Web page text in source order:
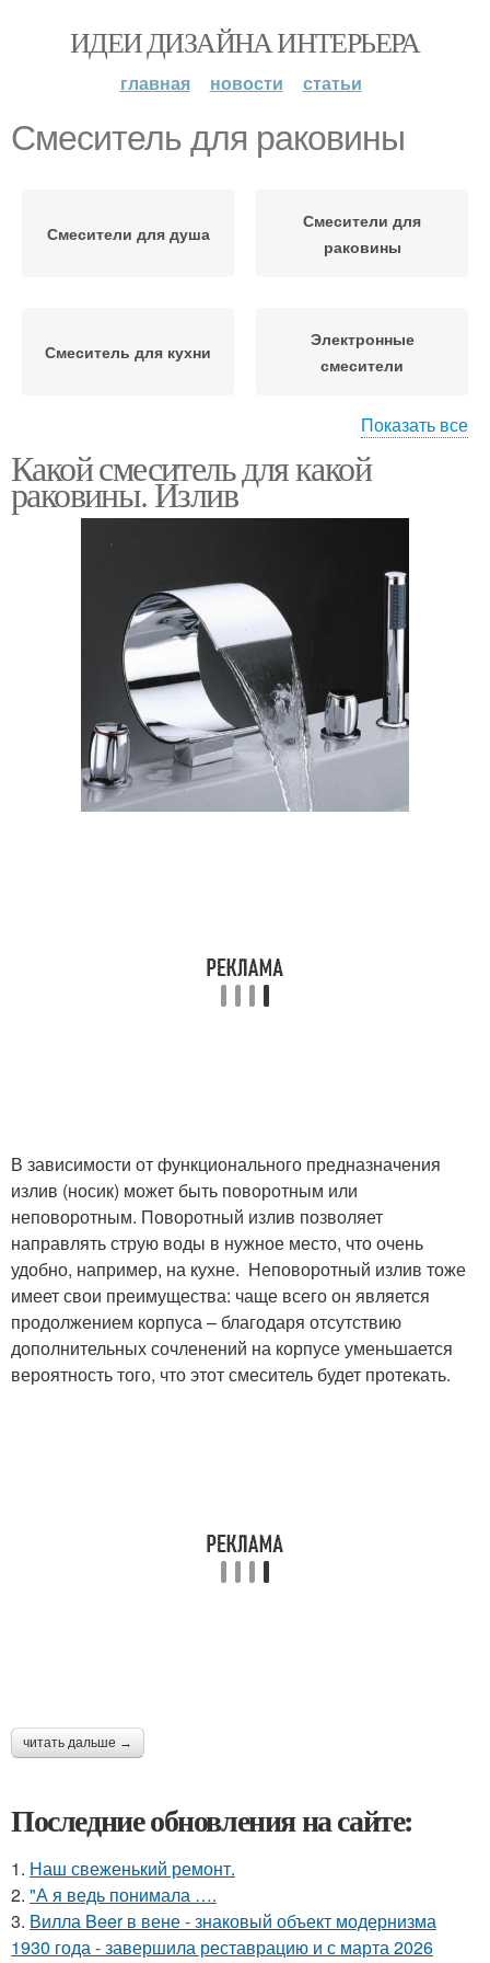
ИДЕИ ДИЗАЙНА ИНТЕРЬЕРА
главная новости статьи
Смеситель для раковины
Смесители для душа
Смесители для
раковины
Смеситель для кухни
Электронные
смесители
Смеситель на борту Удобный смеситель
Показать все
Какой смеситель для какой
раковины. Излив
В зависимости от функционального предназначения
излив (носик) может быть поворотным или
неповоротным. Поворотный излив позволяет
направлять струю воды в нужное место, что очень
удобно, например, на кухне. Неповоротный излив тоже
имеет свои преимущества: чаще всего он является
продолжением корпуса – благодаря отсутствию
дополнительных сочленений на корпусе уменьшается
вероятность того, что этот смеситель будет протекать.
читать дальше →
Последние обновления на сайте:
1. Наш свеженький ремонт.
2. "А я ведь понимала ….
3. Вилла Beer в вене - знаковый объект модернизма
1930 года - завершила реставрацию и с марта 2026